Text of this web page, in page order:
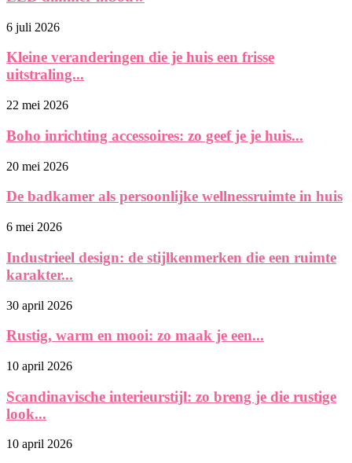
6 juli 2026
Kleine veranderingen die je huis een frisse
uitstraling...
22 mei 2026
Boho inrichting accessoires: zo geef je je huis...
20 mei 2026
De badkamer als persoonlijke wellnessruimte in huis
6 mei 2026
Industrieel design: de stijlkenmerken die een ruimte
karakter...
30 april 2026
Rustig, warm en mooi: zo maak je een...
10 april 2026
Scandinavische interieurstijl: zo breng je die rustige
look...
10 april 2026